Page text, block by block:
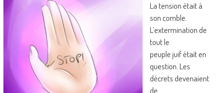
La tension était à
son comble.
L’extermination de
tout le
peuple juif était en
question. Les
décrets devenaient
de